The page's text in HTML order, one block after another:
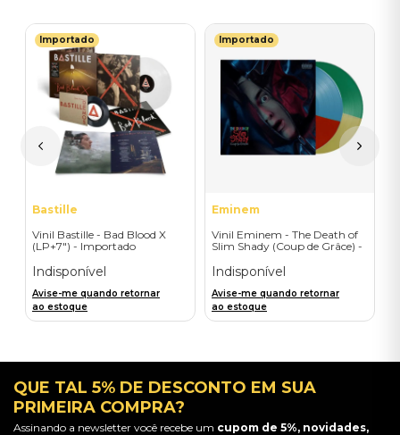
Importado
Bastille
Vinil Bastille - Bad Blood X
(LP+7") - Importado
Indisponível
Avise-me quando retornar
ao estoque
Importado
Eminem
Vinil Eminem - The Death of
Slim Shady (Coup de Grâce) -
Indisponível
Avise-me quando retornar
ao estoque
QUE TAL 5% DE DESCONTO EM SUA
PRIMEIRA COMPRA?
Assinando a newsletter você recebe um cupom de 5%, novidades,